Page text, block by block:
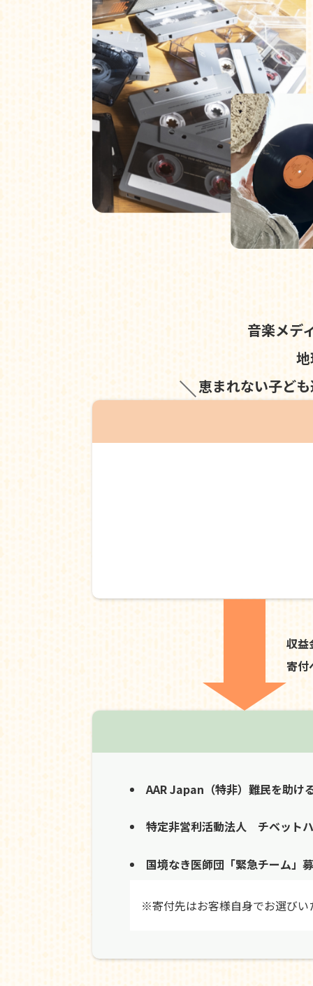
音楽メデ
恵まれない子ど
収益
寄付
AAR Japan（特非）難民を助け
特定非営利活動法人 チベット
国境なき医師団「緊急チーム」
※寄付先はお客様自身でお選びい